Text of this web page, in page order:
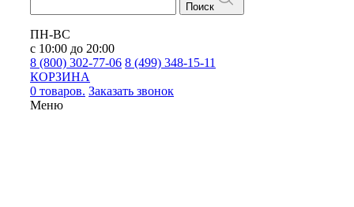
Поиск
ПН-ВС
с 10:00 до 20:00
8 (800) 302-77-06 8 (499) 348-15-11
КОРЗИНА
0 товаров. Заказать звонок
Меню